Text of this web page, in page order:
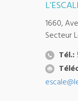
1660,
Secteur
Tél.: